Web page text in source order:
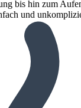
bis hin zum
und